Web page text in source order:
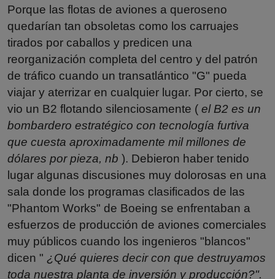
Porque las flotas de aviones a queroseno
quedarían tan obsoletas como los carruajes
tirados por caballos y predicen una
reorganización completa del centro y del patrón
de tráfico cuando un transatlántico "G" pueda
viajar y aterrizar en cualquier lugar. Por cierto, se
vio un B2 flotando silenciosamente ( el B2 es un
bombardero estratégico con tecnología furtiva
que cuesta aproximadamente mil millones de
dólares por pieza, nb ). Debieron haber tenido
lugar algunas discusiones muy dolorosas en una
sala donde los programas clasificados de las
"Phantom Works" de Boeing se enfrentaban a
esfuerzos de producción de aviones comerciales
muy públicos cuando los ingenieros "blancos"
dicen " ¿Qué quieres decir con que destruyamos
toda nuestra planta de inversión y producción?".